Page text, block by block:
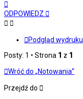
górę
ODPOWIEDZ
Podgląd wydruku
Posty: 1 • Strona 1 z 1
Wróć do „Notowania”
Przejdź do